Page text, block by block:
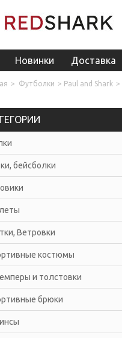
Новинки Доставка
> Футболки > Paul and Shark >
бейсболки
Ветровки
костюмы
и толстовки
брюки